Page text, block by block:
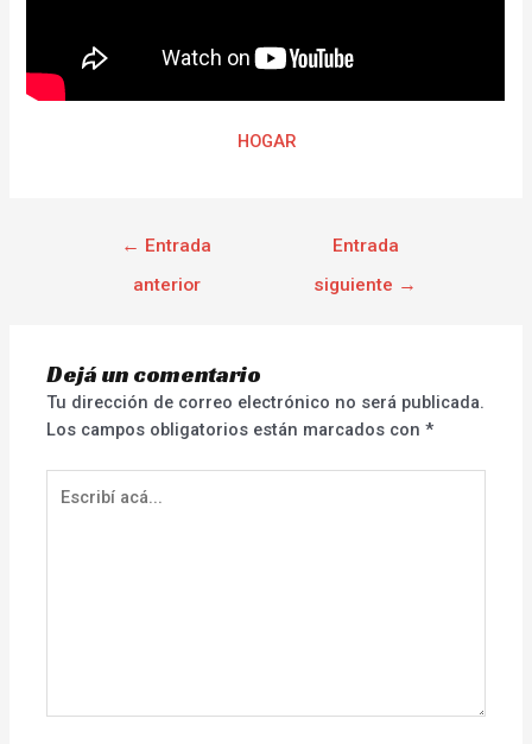
HOGAR
← Entrada
anterior
Entrada
siguiente →
Dejá un comentario
Tu dirección de correo electrónico no será publicada.
Los campos obligatorios están marcados con*
acá...